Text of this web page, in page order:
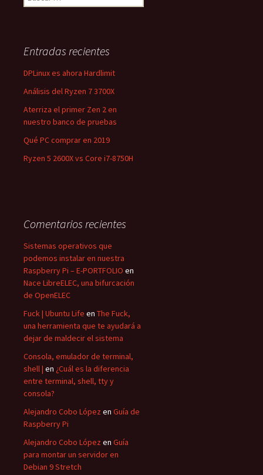
Entradas recientes
DPLinux es ahora Hardlimit
Análisis del Ryzen 7 3700X
Aterriza el primer Zen 2 en
nuestro banco de pruebas
Qué PC comprar en 2019
Ryzen 5 2600X vs Core i7-8750H
Comentarios recientes
Sistemas operativos que
podemos instalar en nuestra
Raspberry Pi – E-PORTFOLIO en
Nace LibreELEC, una bifurcación
de OpenELEC
Fuck | Ubuntu Life en The Fuck,
una herramienta que te ayudará a
dejar de maldecir el sistema
Consola, emulador de terminal,
shell | en ¿Cuál es la diferencia
entre terminal, shell, tty y
consola?
Alejandro Cobo López en Guía de
Raspberry Pi
Alejandro Cobo López en Guía
para montar un servidor en
Debian 9 Stretch